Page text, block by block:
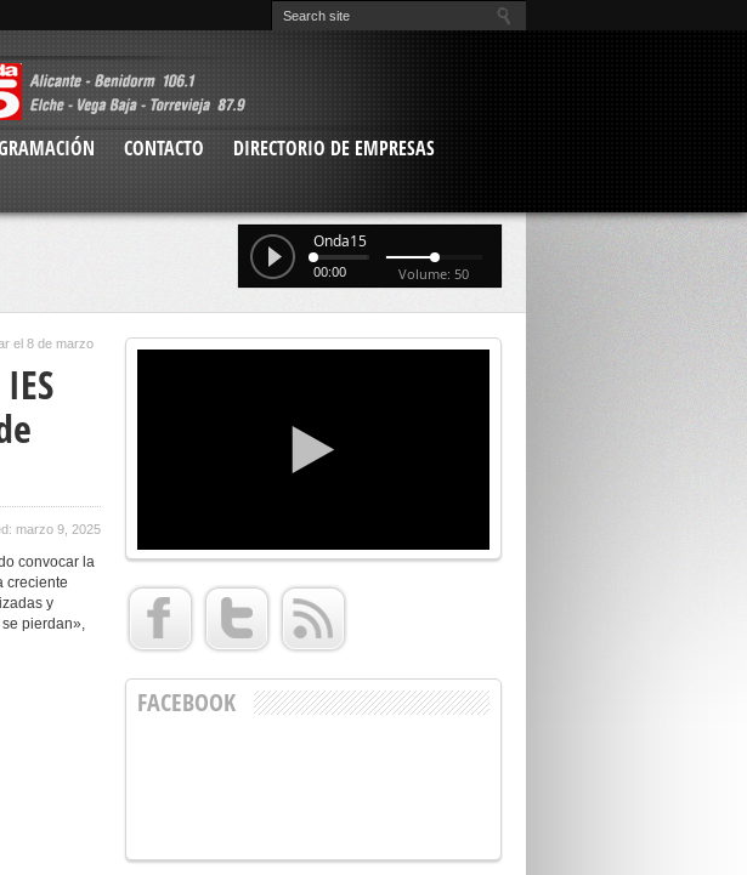
CONTACTO
DIRECTORIO DE EMPRESAS
Onda15
00:00 Volume: 50
el 8 de marzo
marzo 9, 2025
convocar la
creciente
y
pierdan»,
FACEBOOK